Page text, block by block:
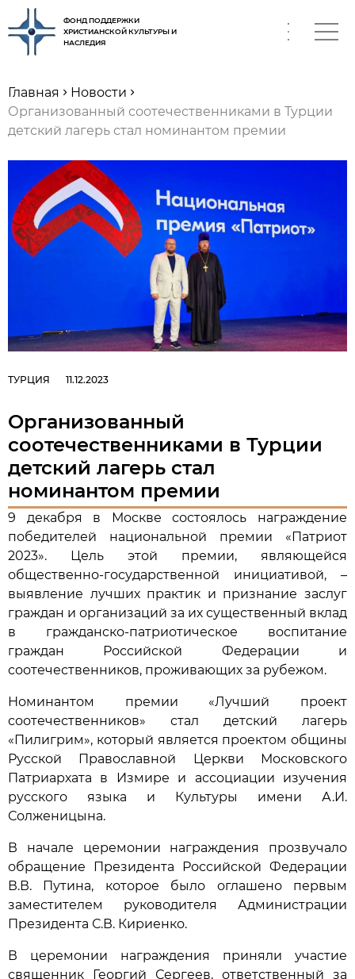
ФОНД ПОДДЕРЖКИ
ХРИСТИАНСКОЙ КУЛЬТУРЫ И
НАСЛЕДИЯ
Главная
Новости
Организованный соотечественниками в Турции
детский лагерь стал номинантом премии
ТУРЦИЯ 11.12.2023
Организованный
соотечественниками в Турции
детский лагерь стал
номинантом премии
9 декабря в Москве состоялось награждение
победителей национальной премии «Патриот
2023». Цель этой премии, являющейся
общественно-государственной инициативой, –
выявление лучших практик и признание заслуг
граждан и организаций за их существенный вклад
в гражданско-патриотическое воспитание
граждан Российской Федерации и
соотечественников, проживающих за рубежом.
Номинантом премии «Лучший проект
соотечественников» стал детский лагерь
«Пилигрим», который является проектом общины
Русской Православной Церкви Московского
Патриархата в Измире и ассоциации изучения
русского языка и Культуры имени А.И.
Солженицына.
В начале церемонии награждения прозвучало
обращение Президента Российской Федерации
В.В. Путина, которое было оглашено первым
заместителем руководителя Администрации
Президента С.В. Кириенко.
В церемонии награждения приняли участие
священник Георгий Сергеев, ответственный за